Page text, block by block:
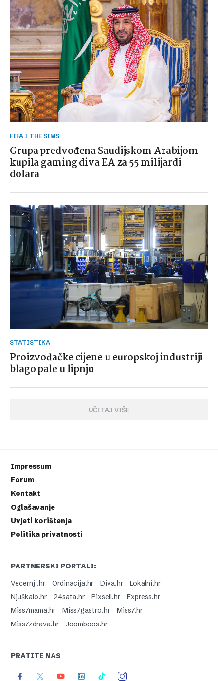
FIFA I THE SIMS
Grupa predvođena Saudijskom Arabijom
kupila gaming diva EA za 55 milijardi
dolara
STATISTIKA
Proizvođačke cijene u europskoj industriji
blago pale u lipnju
UČITAJ VIŠE
Impressum
Forum
Kontakt
Oglašavanje
Uvjeti korištenja
Politika privatnosti
PARTNERSKI PORTALI:
Vecernji.hr
Ordinacija.hr Diva.hr
Lokalni.hr
Njuškalo.hr
24sata.hr Pixsell.hr
Express.hr
Miss7mama.hr
Miss7gastro.hr
Miss7.hr
Miss7zdrava.hr
Joomboos.hr
PRATITE NAS